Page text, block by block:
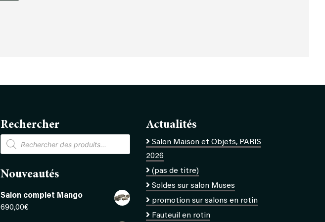
Rechercher
Recherche
de
produits
Nouveautés
Salon complet Mango
690,00€
Actualités
Salon Maison et Objets, PARIS
2026
(pas de titre)
Soldes sur salon Muses
promotion sur salons en rotin
Fauteuil en rotin